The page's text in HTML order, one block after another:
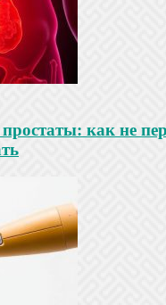
как не